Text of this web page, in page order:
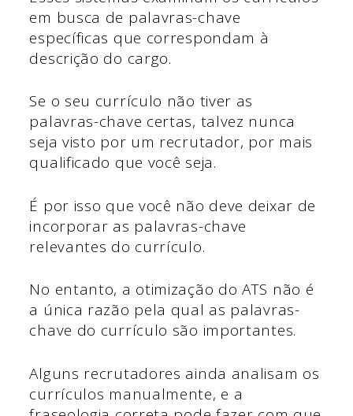
em busca de palavras-chave
específicas que correspondam à
descrição do cargo.
Se o seu currículo não tiver as
palavras-chave certas, talvez nunca
seja visto por um recrutador, por mais
qualificado que você seja.
É por isso que você não deve deixar de
incorporar as palavras-chave
relevantes do currículo.
No entanto, a otimização do ATS não é
a única razão pela qual as palavras-
chave do currículo são importantes.
Alguns recrutadores ainda analisam os
currículos manualmente, e a